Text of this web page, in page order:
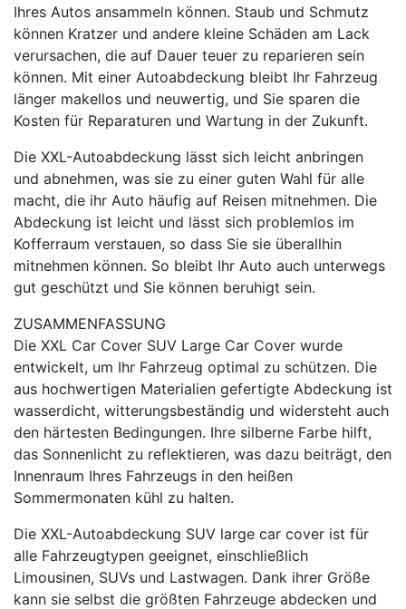
Ihres Autos ansammeln können. Staub und Schmutz
können Kratzer und andere kleine Schäden am Lack
verursachen, die auf Dauer teuer zu reparieren sein
können. Mit einer Autoabdeckung bleibt Ihr Fahrzeug
länger makellos und neuwertig, und Sie sparen die
Kosten für Reparaturen und Wartung in der Zukunft.
Die XXL-Autoabdeckung lässt sich leicht anbringen
und abnehmen, was sie zu einer guten Wahl für alle
macht, die ihr Auto häufig auf Reisen mitnehmen. Die
Abdeckung ist leicht und lässt sich problemlos im
Kofferraum verstauen, so dass Sie sie überallhin
mitnehmen können. So bleibt Ihr Auto auch unterwegs
gut geschützt und Sie können beruhigt sein.
ZUSAMMENFASSUNG
Die XXL Car Cover SUV Large Car Cover wurde
entwickelt, um Ihr Fahrzeug optimal zu schützen. Die
aus hochwertigen Materialien gefertigte Abdeckung ist
wasserdicht, witterungsbeständig und widersteht auch
den härtesten Bedingungen. Ihre silberne Farbe hilft,
das Sonnenlicht zu reflektieren, was dazu beiträgt, den
Innenraum Ihres Fahrzeugs in den heißen
Sommermonaten kühl zu halten.
Die XXL-Autoabdeckung SUV large car cover ist für
alle Fahrzeugtypen geeignet, einschließlich
Limousinen, SUVs und Lastwagen. Dank ihrer Größe
kann sie selbst die größten Fahrzeuge abdecken und